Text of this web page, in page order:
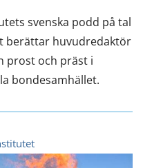
svenska podd på tal
berättar huvudredaktör
prost och präst i
bondesamhället.